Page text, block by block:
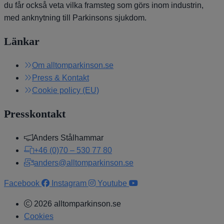
du får också veta vilka framsteg som görs inom industrin,
med anknytning till Parkinsons sjukdom.
Länkar
Om alltomparkinson.se
Press & Kontakt
Cookie policy (EU)
Presskontakt
Anders Stålhammar
+46 (0)70 – 530 77 80
anders@alltomparkinson.se
Facebook Instagram Youtube
2026 alltomparkinson.se
Cookies